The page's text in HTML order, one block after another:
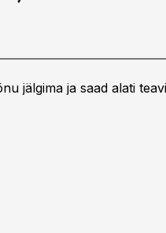
jälgima ja saad alati